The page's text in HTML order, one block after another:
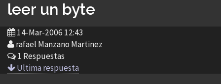
leer un byte
14-Mar-2006 12:43
rafael Manzano Martinez
1 Respuestas
Ultima respuesta